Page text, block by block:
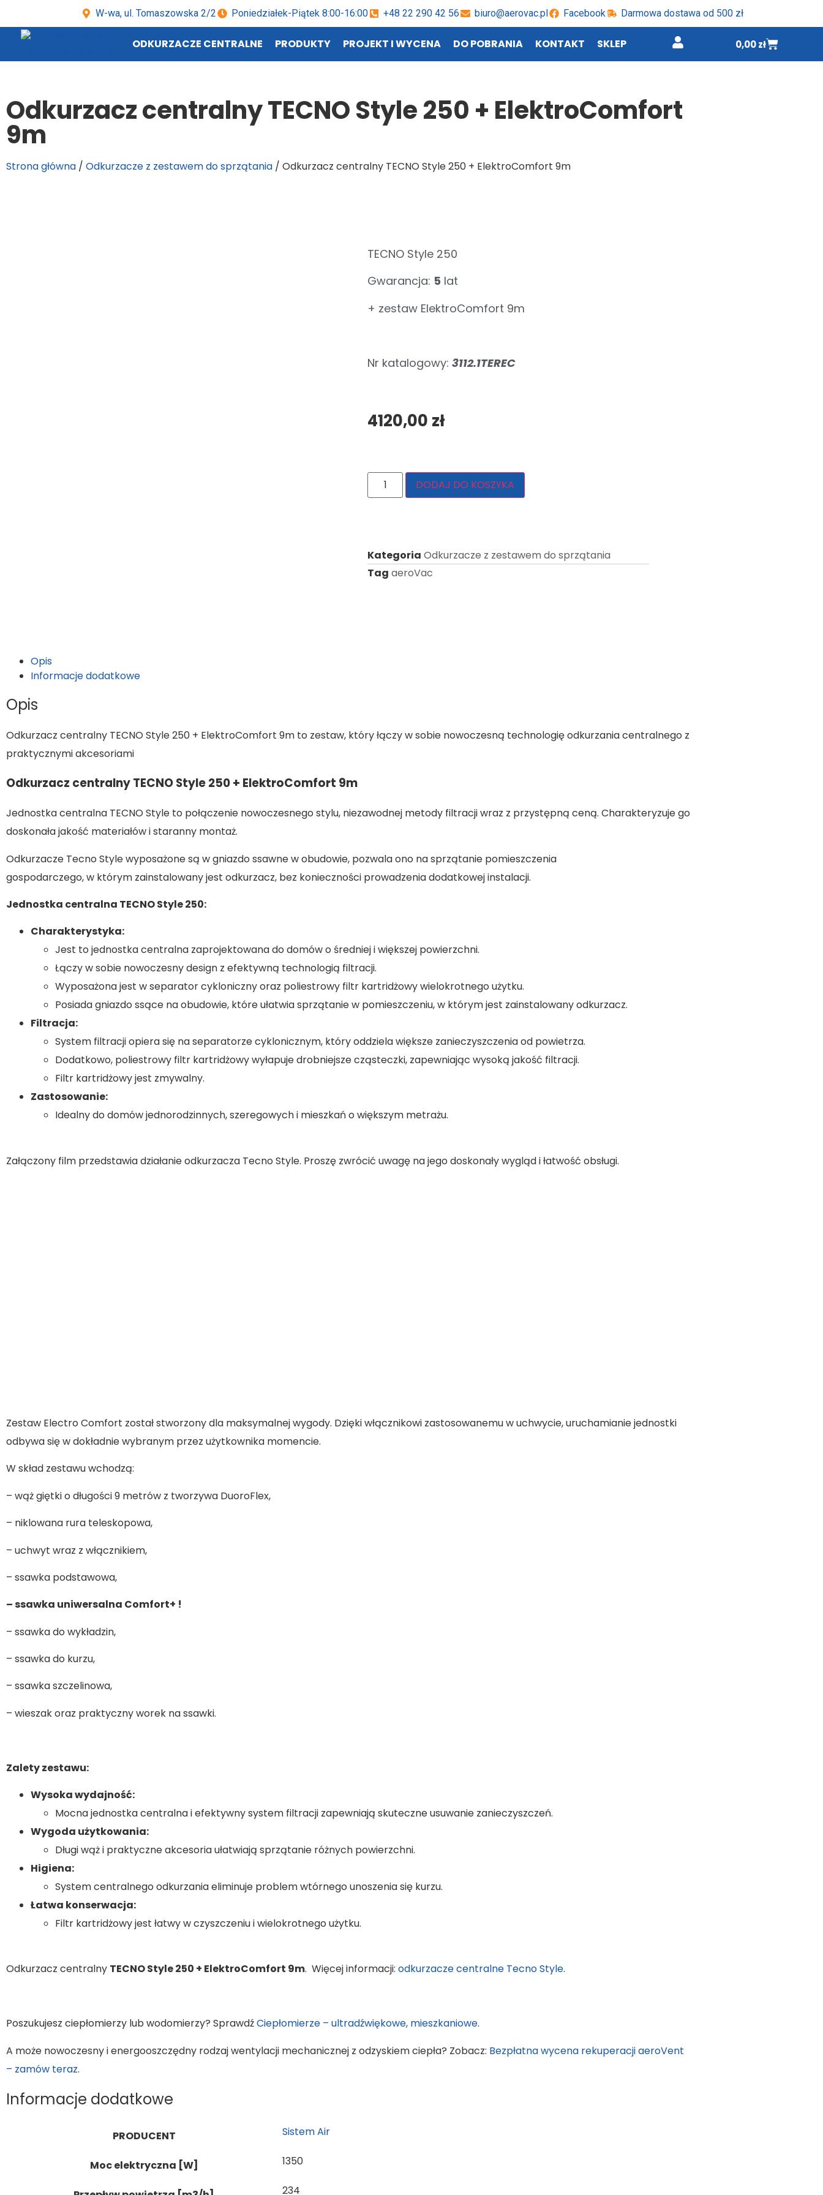
W-wa, ul. Tomaszowska 2/2 Poniedziałek-Piątek 8:00-16:00 +48 22 290 42 56 biuro@aerovac.pl Facebook Darmowa dostawa od 500 zł
ODKURZACZE CENTRALNE PRODUKTY PROJEKT I WYCENA DO POBRANIA KONTAKT SKLEP 0,00zł
Odkurzacz centralny TECNO Style 250 + ElektroComfort
9m
Strona główna / Odkurzacze z zestawem do sprzątania / Odkurzacz centralny TECNO Style 250 + ElektroComfort 9m
TECNO Style 250
Gwarancja: 5 lat
+ zestaw ElektroComfort 9m
Nr katalogowy: 3112.1TEREC
4120,00 zł
DODAJ DO KOSZYKA
Kategoria Odkurzacze z zestawem do sprzątania
Tag aeroVac
Opis
Informacje dodatkowe
Opis
Odkurzacz centralny TECNO Style 250 + ElektroComfort 9m to zestaw, który łączy w sobie nowoczesną technologię odkurzania centralnego z
praktycznymi akcesoriami
Odkurzacz centralny TECNO Style 250 + ElektroComfort 9m
Jednostka centralna TECNO Style to połączenie nowoczesnego stylu, niezawodnej metody filtracji wraz z przystępną ceną. Charakteryzuje go
doskonała jakość materiałów i staranny montaż.
Odkurzacze Tecno Style wyposażone są w gniazdo ssawne w obudowie, pozwala ono na sprzątanie pomieszczenia
gospodarczego, w którym zainstalowany jest odkurzacz, bez konieczności prowadzenia dodatkowej instalacji.
Jednostka centralna TECNO Style 250:
Charakterystyka:
Jest to jednostka centralna zaprojektowana do domów o średniej i większej powierzchni.
Łączy w sobie nowoczesny design z efektywną technologią filtracji.
Wyposażona jest w separator cykloniczny oraz poliestrowy filtr kartridżowy wielokrotnego użytku.
Posiada gniazdo ssące na obudowie, które ułatwia sprzątanie w pomieszczeniu, w którym jest zainstalowany odkurzacz.
Filtracja:
System filtracji opiera się na separatorze cyklonicznym, który oddziela większe zanieczyszczenia od powietrza.
Dodatkowo, poliestrowy filtr kartridżowy wyłapuje drobniejsze cząsteczki, zapewniając wysoką jakość filtracji.
Filtr kartridżowy jest zmywalny.
Zastosowanie:
Idealny do domów jednorodzinnych, szeregowych i mieszkań o większym metrażu.
Załączony film przedstawia działanie odkurzacza Tecno Style. Proszę zwrócić uwagę na jego doskonały wygląd i łatwość obsługi.
Zestaw Electro Comfort został stworzony dla maksymalnej wygody. Dzięki włącznikowi zastosowanemu w uchwycie, uruchamianie jednostki
odbywa się w dokładnie wybranym przez użytkownika momencie.
W skład zestawu wchodzą:
– wąż giętki o długości 9 metrów z tworzywa DuoroFlex,
– niklowana rura teleskopowa,
– uchwyt wraz z włącznikiem,
– ssawka podstawowa,
– ssawka uniwersalna Comfort+ !
– ssawka do wykładzin,
– ssawka do kurzu,
– ssawka szczelinowa,
– wieszak oraz praktyczny worek na ssawki.
Zalety zestawu:
Wysoka wydajność:
Mocna jednostka centralna i efektywny system filtracji zapewniają skuteczne usuwanie zanieczyszczeń.
Wygoda użytkowania:
Długi wąż i praktyczne akcesoria ułatwiają sprzątanie różnych powierzchni.
Higiena:
System centralnego odkurzania eliminuje problem wtórnego unoszenia się kurzu.
Łatwa konserwacja:
Filtr kartridżowy jest łatwy w czyszczeniu i wielokrotnego użytku.
Odkurzacz centralny TECNO Style 250 + ElektroComfort 9m. Więcej informacji: odkurzacze centralne Tecno Style.
Poszukujesz ciepłomierzy lub wodomierzy? SprawdźCiepłomierze – ultradźwiękowe, mieszkaniowe.
A może nowoczesny i energooszczędny rodzaj wentylacji mechanicznej z odzyskiem ciepła? Zobacz: Bezpłatna wycena rekuperacji aeroVent
– zamów teraz.
Informacje dodatkowe
PRODUCENT Sistem Air
Moc elektryczna [W] 1350
234